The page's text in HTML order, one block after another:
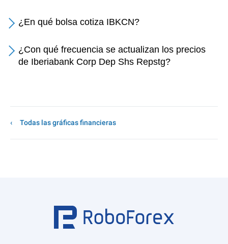
¿En qué bolsa cotiza IBKCN?
¿Con qué frecuencia se actualizan los precios
de Iberiabank Corp Dep Shs Repstg?
Todas las gráficas financieras